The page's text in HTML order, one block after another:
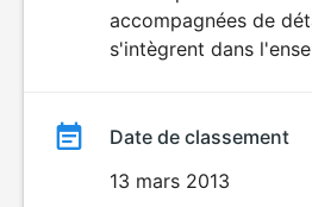
accompagnées de
s'intègrent dans
Date de classement
13 mars 2013